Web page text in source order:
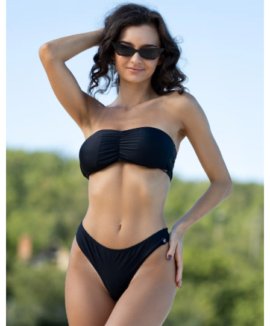
5
hvězdiček.